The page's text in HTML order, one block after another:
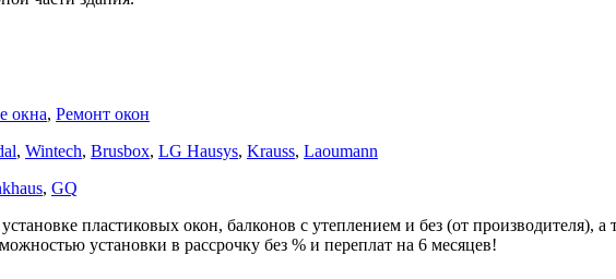
окна, Ремонт окон
, Wintech, Brusbox, LG Hausys, Krauss, Laoumann
, GQ
пластиковых окон, балконов с утеплением и без (от производителя),
установки в рассрочку без % и переплат на 6 месяцев!